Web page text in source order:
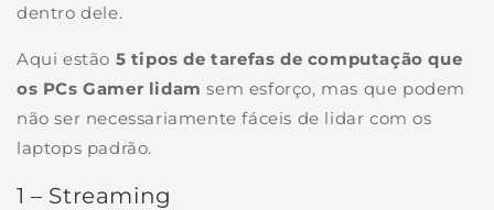
dentro dele.
Aqui estão 5 tipos de tarefas de computação que
os PCs Gamer lidam sem esforço, mas que podem
não ser necessariamente fáceis de lidar com os
laptops padrão.
1 – Streaming